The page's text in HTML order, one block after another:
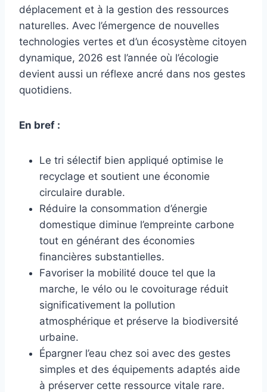
déplacement et à la gestion des ressources
naturelles. Avec l’émergence de nouvelles
technologies vertes et d’un écosystème citoyen
dynamique, 2026 est l’année où l’écologie
devient aussi un réflexe ancré dans nos gestes
quotidiens.
En bref :
Le tri sélectif bien appliqué optimise le
recyclage et soutient une économie
circulaire durable.
Réduire la consommation d’énergie
domestique diminue l’empreinte carbone
tout en générant des économies
financières substantielles.
Favoriser la mobilité douce tel que la
marche, le vélo ou le covoiturage réduit
significativement la pollution
atmosphérique et préserve la biodiversité
urbaine.
Épargner l’eau chez soi avec des gestes
simples et des équipements adaptés aide
à préserver cette ressource vitale rare.